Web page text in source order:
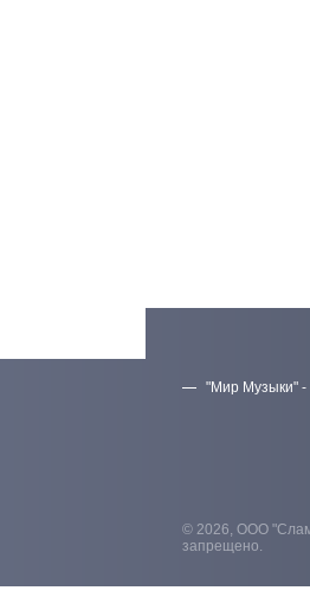
"Мир Музыки" -
© 2026, ООО
запрещено.